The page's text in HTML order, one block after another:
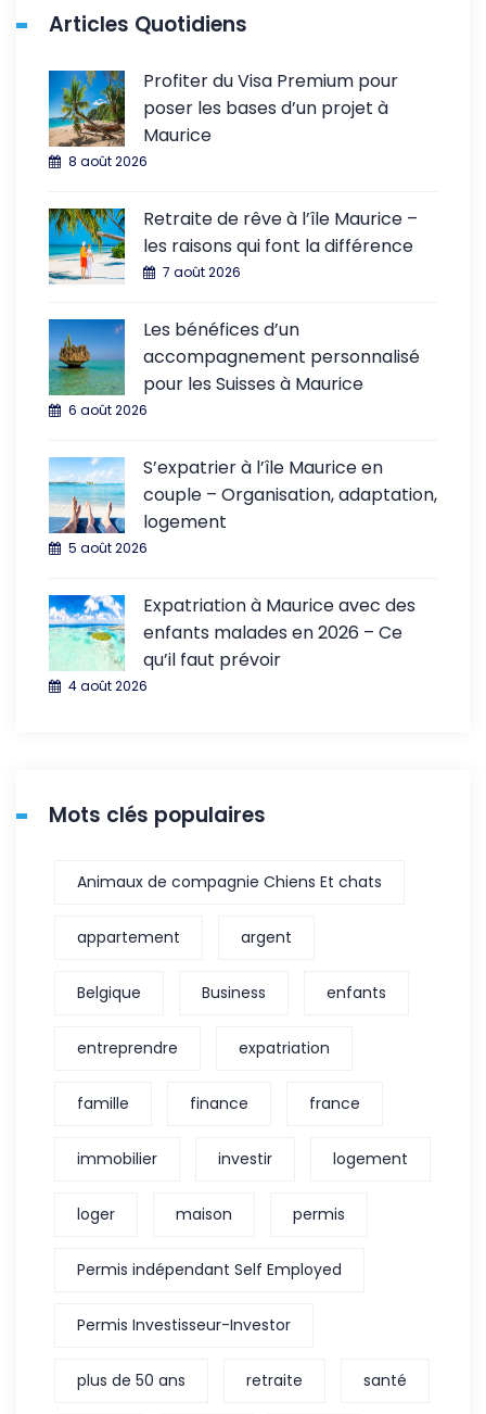
Articles Quotidiens
Profiter du Visa Premium pour
poser les bases d’un projet à
Maurice
8 août 2026
Retraite de rêve à l’île Maurice –
les raisons qui font la différence
7 août 2026
Les bénéfices d’un
accompagnement personnalisé
pour les Suisses à Maurice
6 août 2026
S’expatrier à l’île Maurice en
couple – Organisation, adaptation,
logement
5 août 2026
Expatriation à Maurice avec des
enfants malades en 2026 – Ce
qu’il faut prévoir
4 août 2026
Mots clés populaires
Animaux de compagnie Chiens Et chats
appartement argent
Belgique Business enfants
entreprendre expatriation
famille finance france
immobilier investir logement
loger maison permis
Permis indépendant Self Employed
Permis Investisseur-Investor
plus de 50 ans retraite santé